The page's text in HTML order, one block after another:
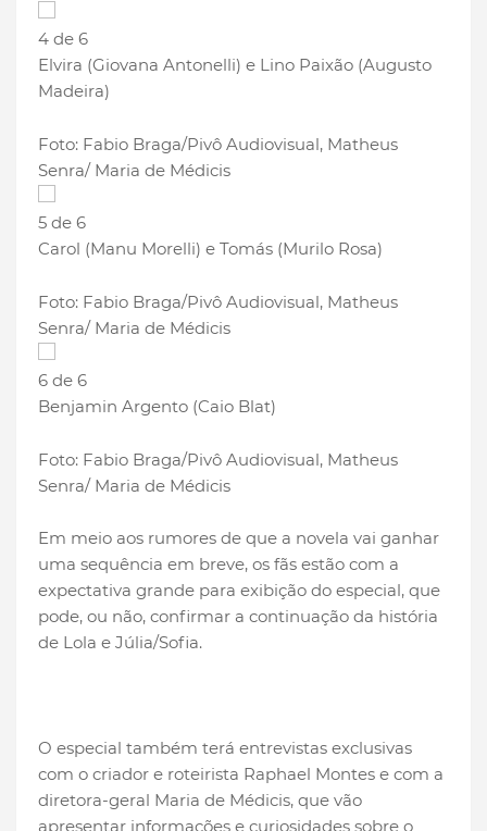
4 de 6
Elvira (Giovana Antonelli) e Lino Paixão (Augusto
Madeira)
Foto: Fabio Braga/Pivô Audiovisual, Matheus
Senra/ Maria de Médicis
5 de 6
Carol (Manu Morelli) e Tomás (Murilo Rosa)
Foto: Fabio Braga/Pivô Audiovisual, Matheus
Senra/ Maria de Médicis
6 de 6
Benjamin Argento (Caio Blat)
Foto: Fabio Braga/Pivô Audiovisual, Matheus
Senra/ Maria de Médicis
Em meio aos rumores de que a novela vai ganhar
uma sequência em breve, os fãs estão com a
expectativa grande para exibição do especial, que
pode, ou não, confirmar a continuação da história
de Lola e Júlia/Sofia.
O especial também terá entrevistas exclusivas
com o criador e roteirista Raphael Montes e com a
diretora-geral Maria de Médicis, que vão
apresentar informações e curiosidades sobre o